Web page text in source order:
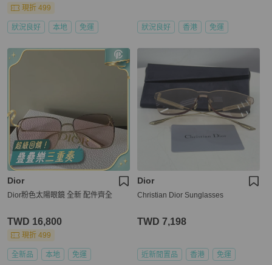
現折 499
狀況良好 本地 免運 狀況良好 香港 免運
Dior
Dior粉色太陽眼鏡 全新 配件齊全
TWD 16,800
現折 499
全新品 本地 免運
Dior
Christian Dior Sunglasses
TWD 7,198
近新閒置品 香港 免運